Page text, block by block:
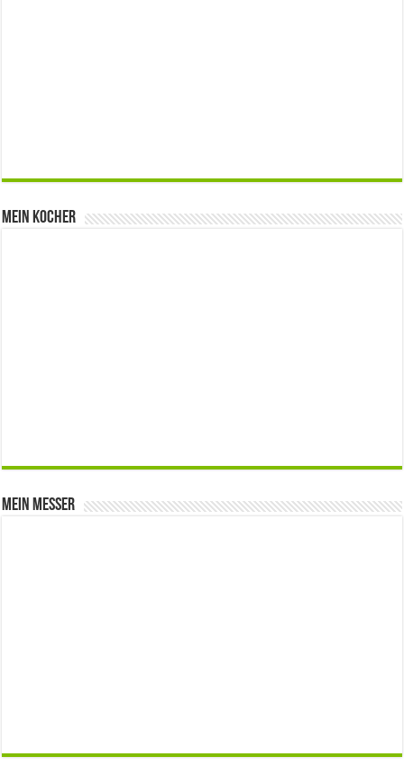
Mein Kocher
Mein Messer